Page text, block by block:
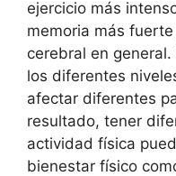
ejercicio más
memoria más
cerebral en
los diferentes
afectar diferentes
resultado, tener
actividad física
bienestar físico